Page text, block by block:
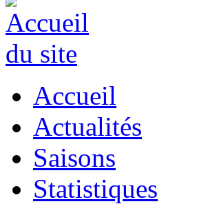
Accueil
Actualités
Saisons
Statistiques